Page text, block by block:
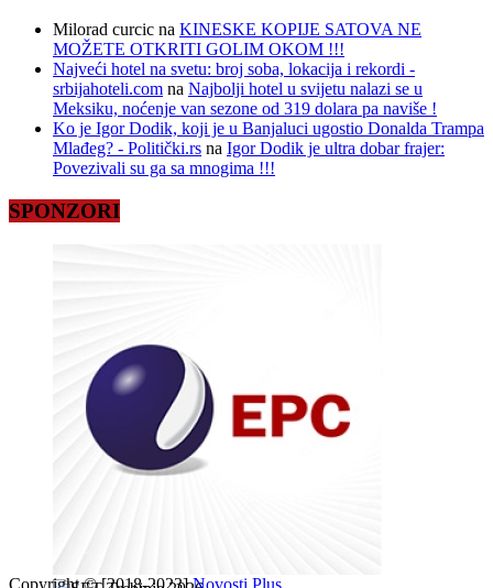
Milorad curcic na KINESKE KOPIJE SATOVA NE
MOŽETE OTKRITI GOLIM OKOM !!!
Najveći hotel na svetu: broj soba, lokacija i rekordi -
srbijahoteli.com na Najbolji hotel u svijetu nalazi se u
Meksiku, noćenje van sezone od 319 dolara pa naviše !
Ko je Igor Dodik, koji je u Banjaluci ugostio Donalda Trampa
Mlađeg? - Politički.rs na Igor Dodik je ultra dobar frajer:
Povezivali su ga sa mnogima !!!
SPONZORI
Copyright © [2018-2023]Novosti Plus